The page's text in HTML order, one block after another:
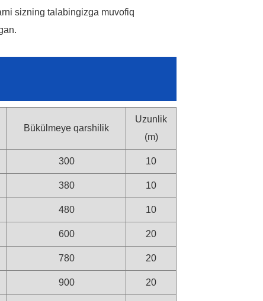
sizning talabingizga muvofiq
Bükülmeye qarshilik
Uzunlik
(m)
300 10
380 10
480 10
600 20
780 20
900 20